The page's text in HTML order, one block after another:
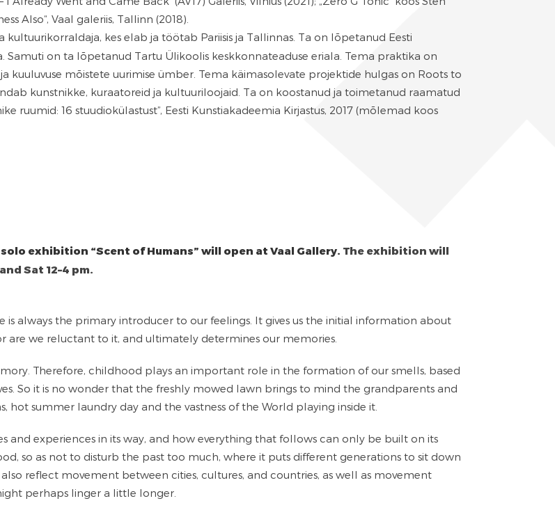
„I Ate Emptiness Also“, Vaal galeriis, Tallinn (2018).
kultuurikorraldaja, kes elab ja töötab Pariisis ja Tallinnas. Ta on lõpetanud Eesti
Samuti on ta lõpetanud Tartu Ülikoolis keskkonnateaduse eriala. Tema praktika on
kuuluvuse mõistete uurimise ümber. Tema käimasolevate projektide hulgas on Roots to
kunstnikke, kuraatoreid ja kultuuriloojaid. Ta on koostanud ja toimetanud raamatud
ruumid: 16 stuudiokülastust”, Eesti Kunstiakadeemia Kirjastus, 2017 (mõlemad koos
exhibition “Scent of Humans” will open at Vaal Gallery. The exhibition will
Sat 12–4 pm.
is always the primary introducer to our feelings. It gives us the initial information about
we reluctant to it, and ultimately determines our memories.
Therefore, childhood plays an important role in the formation of our smells, based
So it is no wonder that the freshly mowed lawn brings to mind the grandparents and
summer laundry day and the vastness of the World playing inside it.
and experiences in its way, and how everything that follows can only be built on its
so as not to disturb the past too much, where it puts different generations to sit down
reflect movement between cities, cultures, and countries, as well as movement
perhaps linger a little longer.